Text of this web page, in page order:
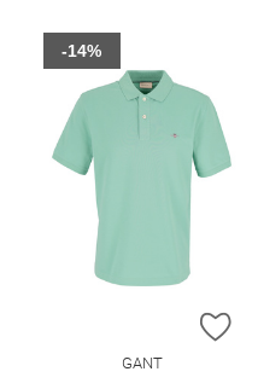
GANT
-14%